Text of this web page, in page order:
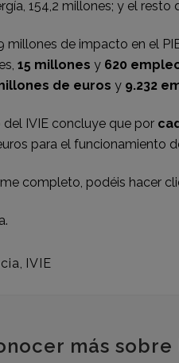
154,2 millones; y el
millones de impacto en el
15 millones y 620
de euros y 9.232
del IVIE concluye que por
para el funcionamiento
completo, podéis hacer
, IVIE
más sobre